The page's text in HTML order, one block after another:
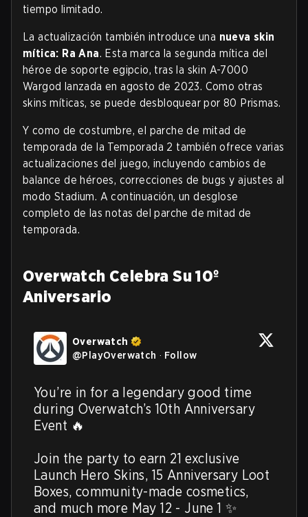
tiempo limitado.
La actualización también introduce una nueva skin
mítica: Ra Ana. Esta marca la segunda mítica del
héroe de soporte egipcio, tras la skin A-7000
Wargod lanzada en agosto de 2023. Como otras
skins míticas, se puede desbloquear por 80 Prismas.
Y como de costumbre, el parche de mitad de
temporada de la Temporada 2 también ofrece varias
actualizaciones del juego, incluyendo cambios de
balance de héroes, correcciones de bugs y ajustes al
modo Stadium. A continuación, un desglose
completo de las notas del parche de mitad de
temporada.
Overwatch Celebra Su 10º
Aniversario
Overwatch
@PlayOverwatch · Follow
You’re in for a legendary good time
during Overwatch’s 10th Anniversary
Event 🔥
Join the party to earn 21 exclusive
Launch Hero Skins, 15 Anniversary Loot
Boxes, community-made cosmetics,
and much more May 12 - June 1 ✨